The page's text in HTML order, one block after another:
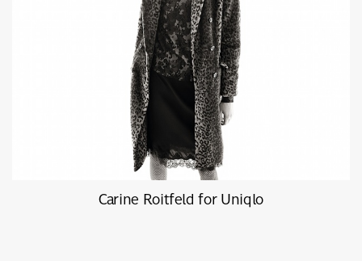
Carine Roitfeld for Uniqlo
TWEET LINE